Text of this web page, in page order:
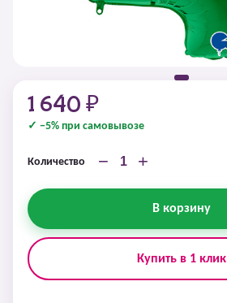
1 640 ₽
✓ −5% при самовывозе
Количество − +
В корзину
Купить в 1 клик